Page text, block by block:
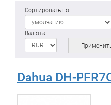
Сортировать по
Валюта
Dahua DH-